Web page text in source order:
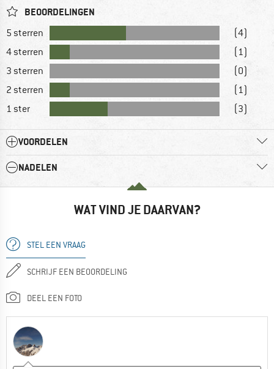
BEOORDELINGEN
5 sterren
(4)
4 sterren
(1)
3 sterren
(0)
2 sterren
(1)
1 ster
(3)
VOORDELEN
NADELEN
WAT VIND JE DAARVAN?
STEL EEN VRAAG
SCHRIJF EEN BEOORDELING
DEEL EEN FOTO